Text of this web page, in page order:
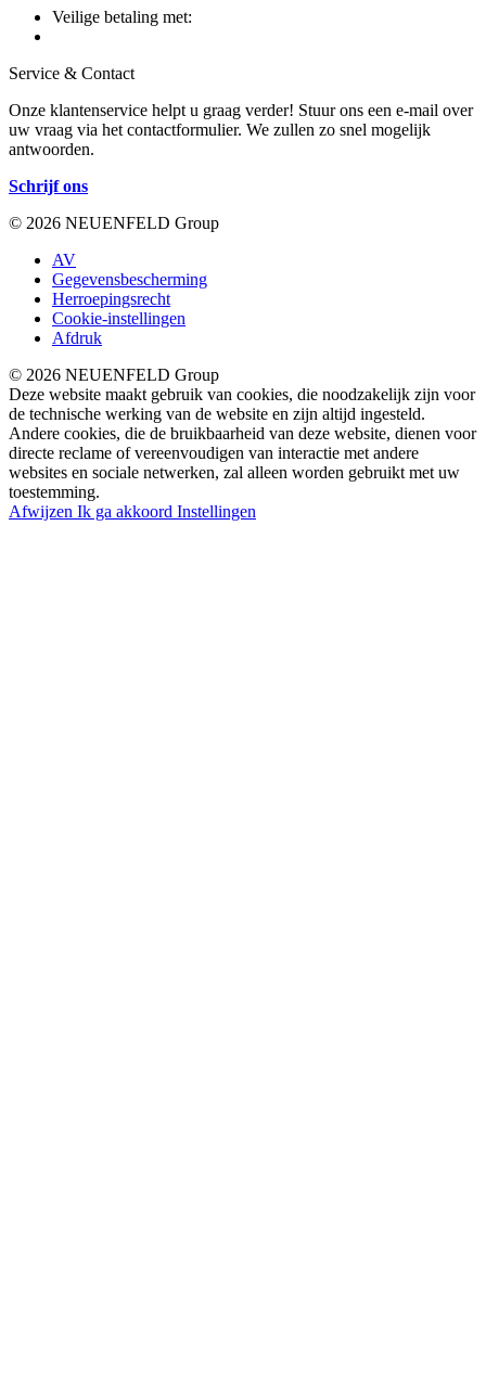
Veilige betaling met:
Service & Contact
Onze klantenservice helpt u graag verder! Stuur ons een e-mail over
uw vraag via het contactformulier. We zullen zo snel mogelijk
antwoorden.
Schrijf ons
© 2026 NEUENFELD Group
AV
Gegevensbescherming
Herroepingsrecht
Cookie-instellingen
Afdruk
© 2026 NEUENFELD Group
Deze website maakt gebruik van cookies, die noodzakelijk zijn voor
de technische werking van de website en zijn altijd ingesteld.
Andere cookies, die de bruikbaarheid van deze website, dienen voor
directe reclame of vereenvoudigen van interactie met andere
websites en sociale netwerken, zal alleen worden gebruikt met uw
toestemming.
Afwijzen Ik ga akkoord Instellingen